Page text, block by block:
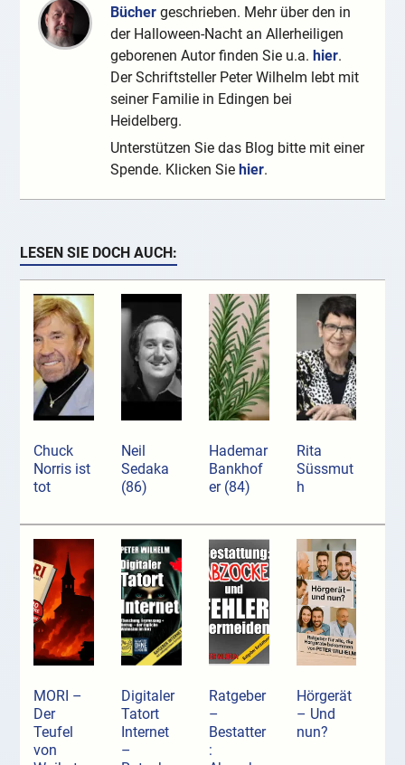
Bücher geschrieben. Mehr über den in
der Halloween-Nacht an Allerheiligen
geborenen Autor finden Sie u.a.hier.
Der Schriftsteller Peter Wilhelm lebt mit
seiner Familie in Edingen bei
Heidelberg.
Unterstützen Sie das Blog bitte mit einer
Spende. Klicken Siehier.
LESEN SIE DOCH AUCH:
Chuck
Norris ist
tot
Neil
Sedaka
(86)
Hademar
Bankhof
er (84)
Rita
Süssmut
h
MORI –
Der
Teufel
von
Digitaler
Tatort
Internet
–
Ratgeber
–
Bestatter
:
Hörgerät
– Und
nun?